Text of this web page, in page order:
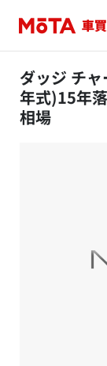
ダッジ チ
年式)15年
相場